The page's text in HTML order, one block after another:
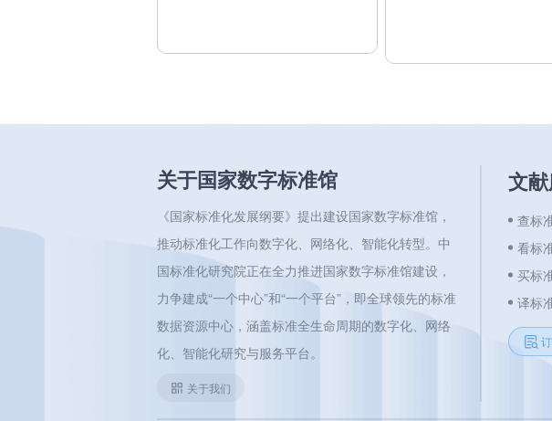
关于国家数字标准馆
《国家标准化发展纲要》提出建设国家数字标准馆，
推动标准化工作向数字化、网络化、智能化转型。中
国标准化研究院正在全力推进国家数字标准馆建设，
力争建成“一个中心”和“一个平台”，即全球领先的标准
数据资源中心，涵盖标准全生命周期的数字化、网络
化、智能化研究与服务平台。
关于我们
文
查标
看标
买标
译标